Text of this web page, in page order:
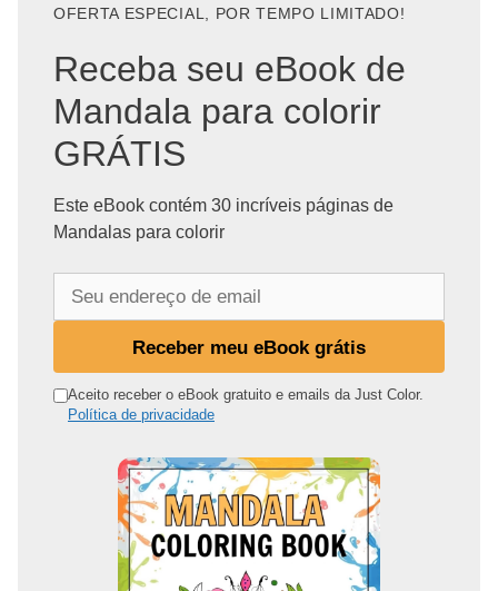
OFERTA ESPECIAL, POR TEMPO LIMITADO!
Receba seu eBook de
Mandala para colorir
GRÁTIS
Este eBook contém 30 incríveis páginas de
Mandalas para colorir
n
Receber meu eBook grátis
Aceito receber o eBook gratuito e emails da Just Color.
Política de privacidade